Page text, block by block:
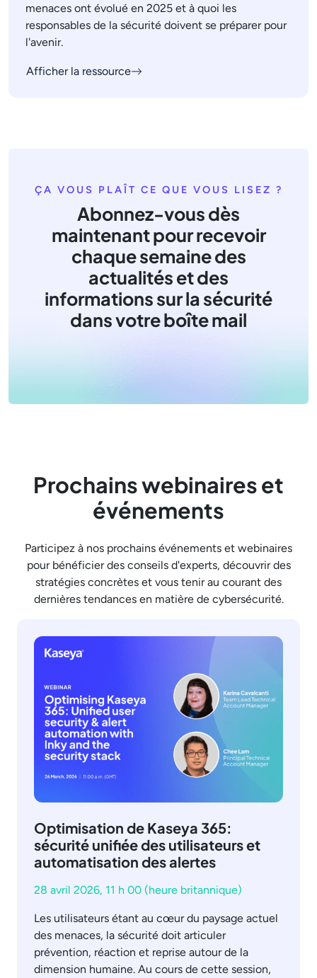
menaces ont évolué en 2025 et à quoi les
responsables de la sécurité doivent se préparer pour
l'avenir.
Afficher la ressource
ÇA VOUS PLAÎT CE QUE VOUS LISEZ ?
Abonnez-vous dès
maintenant pour recevoir
chaque semaine des
actualités et des
informations sur la sécurité
dans votre boîte mail
Prochains webinaires et
événements
Participez à nos prochains événements et webinaires
pour bénéficier des conseils d'experts, découvrir des
stratégies concrètes et vous tenir au courant des
dernières tendances en matière de cybersécurité.
Optimisation de Kaseya 365:
sécurité unifiée des utilisateurs et
automatisation des alertes
28 avril 2026, 11 h 00 (heure britannique)
Les utilisateurs étant au cœur du paysage actuel
des menaces, la sécurité doit articuler
prévention, réaction et reprise autour de la
dimension humaine. Au cours de cette session,